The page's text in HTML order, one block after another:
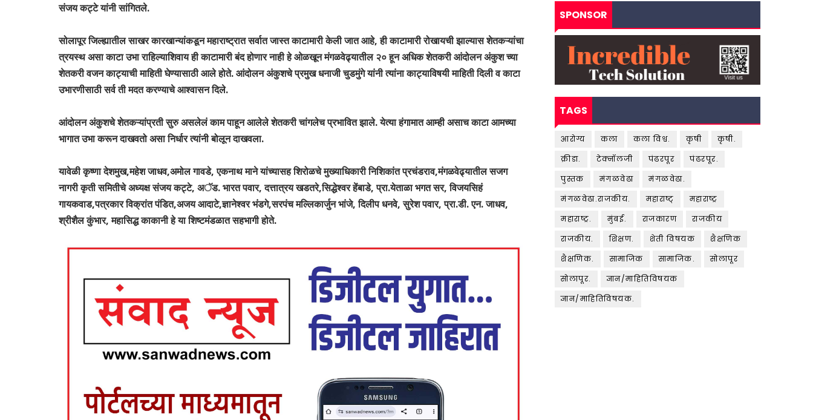
संजय कट्टे यांनी सांगितले.
सोलापूर जिल्ह्यातील साखर कारखान्यांकडून महाराष्ट्रात सर्वात जास्त काटामारी केली जात आहे, ही काटामारी रोखायची झाल्यास शेतकऱ्यांचा
त्रयस्थ असा काटा उभा राहिल्याशिवाय ही काटामारी बंद होणार नाही हे ओळखून मंगळवेढ्यातील २० हून अधिक शेतकरी आंदोलन अंकुश च्या
शेतकरी वजन काट्याची माहिती घेण्यासाठी आले होते. आंदोलन अंकुशचे प्रमुख धनाजी चुडमुंगे यांनी त्यांना काट्याविषयी माहिती दिली व काटा
उभारणीसाठी सर्व ती मदत करण्याचे आश्वासन दिले.
आंदोलन अंकुशचे शेतकऱ्यांप्रती सुरु असलेलं काम पाहून आलेले शेतकरी चांगलेच प्रभावित झाले. येत्या हंगामात आम्ही असाच काटा आमच्या
भागात उभा करून दाखवतो असा निर्धार त्यांनी बोलून दाखवला.
यावेळी कृष्णा देशमुख,महेश जाधव,अमोल गावडे, एकनाथ माने यांच्यासह शिरोळचे मुख्याधिकारी निशिकांत प्रचंडराव,मंगळवेढ्यातील सजग
नागरी कृती समितीचे अध्यक्ष संजय कट्टे, अॅड. भारत पवार, दत्तात्रय खडतरे,सिद्धेश्वर हेंबाडे, प्रा.येताळा भगत सर, विजयसिहं
गायकवाड,पत्रकार विक्रांत पंडित,अजय आदाटे,ज्ञानेश्वर भंडगे,सरपंच मल्लिकार्जुन भांजे, दिलीप धनवे, सुरेश पवार, प्रा.डी. एन. जाधव,
श्रीशैल कुंभार, महासिद्ध काकानी हे या शिष्टमंडळात सहभागी होते.
SPONSOR
TAGS
आरोग्य कला कला विश्व. कृषी
कृषी.
क्रीडा.
टेक्नॉलजी पंढरपूर
पंढरपूर.
पुस्तक
मंगळवेढा
मंगळवेढा.
मंगळवेढा.राजकीय.
महाराष्ट्
महाराष्ट्र
महाराष्ट्र.
मुंबई. राजकारण
राजकीय
राजकीय.
शिक्षण. शेती विषयक
शैक्षणिक
शैक्षणिक.
सामाजिक सामाजिक.
सोलापूर
सोलापूर.
ज्ञान/माहितिविषयक
ज्ञान/माहितिविषयक.